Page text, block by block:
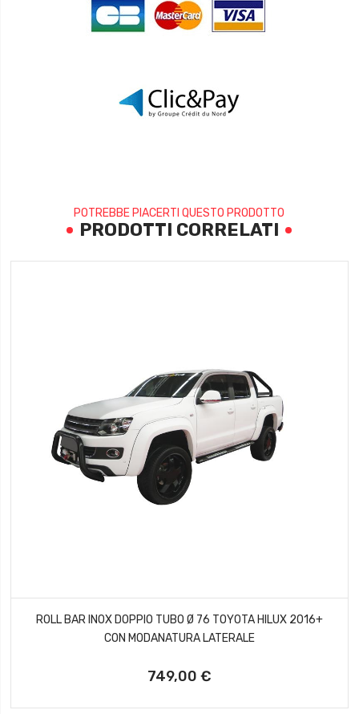
POTREBBE PIACERTI QUESTO PRODOTTO
PRODOTTI CORRELATI
ROLL BAR INOX DOPPIO TUBO Ø 76 TOYOTA HILUX 2016+
CON MODANATURA LATERALE
749,00 €